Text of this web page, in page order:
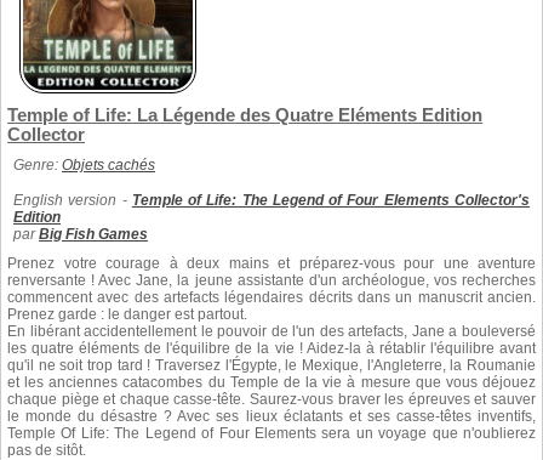
Temple of Life: La Légende des Quatre Eléments Edition
Collector
Genre: Objets cachés
English version - Temple of Life: The Legend of Four Elements Collector's
Edition
parBig Fish Games
Prenez votre courage à deux mains et préparez-vouspour une aventure
renversante ! Avec Jane, la jeune assistante d'un archéologue, vos recherches
commencent avec des artefacts légendaires décrits dans un manuscrit ancien.
Prenez garde : le danger est partout.
En libérant accidentellement le pouvoir de l'un des artefacts, Jane a bouleversé
les quatre éléments de l'équilibre de la vie ! Aidez-laà rétablir l'équilibre avant
qu'il ne soit trop tard ! Traversez l'Égypte, le Mexique, l'Angleterre, la Roumanie
et les anciennes catacombes du Temple de la vie à mesure que vous déjouez
chaque piège et chaquecasse-tête.Saurez-vous braver les épreuves et sauver
le monde du désastre ? Avec ses lieux éclatants et ses casse-têtesinventifs,
Temple Of Life: The Legend of Four Elements sera un voyage que n'oublierez
pas de sitôt.